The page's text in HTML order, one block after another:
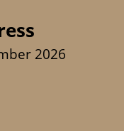
2026